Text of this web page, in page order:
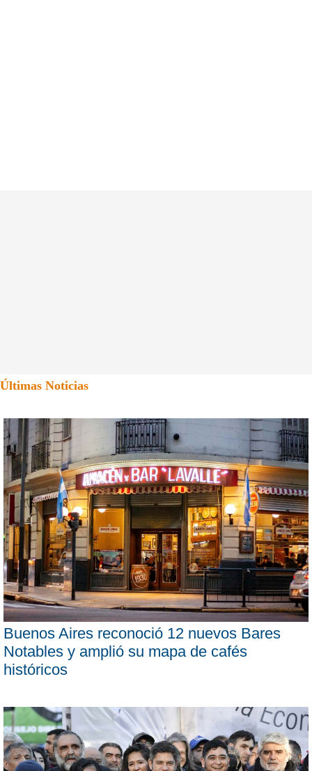
Últimas Noticias
Buenos Aires reconoció 12 nuevos Bares
Notables y amplió su mapa de cafés
históricos